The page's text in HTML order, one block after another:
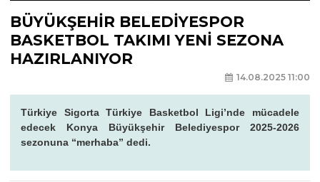
BÜYÜKŞEHİR BELEDİYESPOR
BASKETBOL TAKIMI YENİ SEZONA
HAZIRLANIYOR
14.08.2025 11:00
Türkiye Sigorta Türkiye Basketbol Ligi’nde mücadele
edecek Konya Büyükşehir Belediyespor 2025-2026
sezonuna “merhaba” dedi.